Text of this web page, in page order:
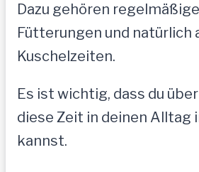
Dazu gehören
Fütterungen und natürlich
Kuschelzeiten.
Es ist wichtig, dass du
diese Zeit in deinen Alltag
kannst.